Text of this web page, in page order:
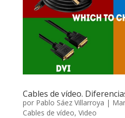
Cables de vídeo.
por Pablo Sáez Villarroya |
Cables de vídeo, Video